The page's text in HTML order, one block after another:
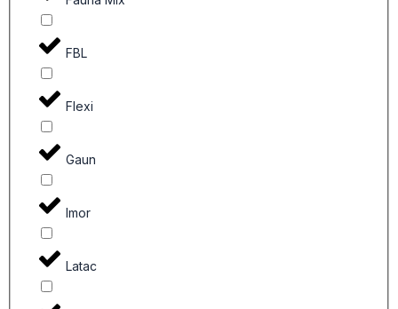
FBL
Flexi
Gaun
Imor
Latac